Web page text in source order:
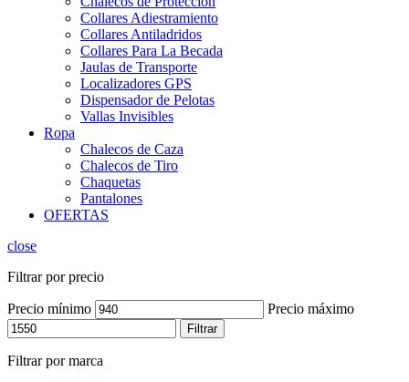
Collares Adiestramiento
Collares Antiladridos
Collares Para La Becada
Jaulas de Transporte
Localizadores GPS
Dispensador de Pelotas
Vallas Invisibles
Ropa
Chalecos de Caza
Chalecos de Tiro
Chaquetas
Pantalones
OFERTAS
close
Filtrar por precio
Precio mínimo Precio máximo
Filtrar
Filtrar por marca